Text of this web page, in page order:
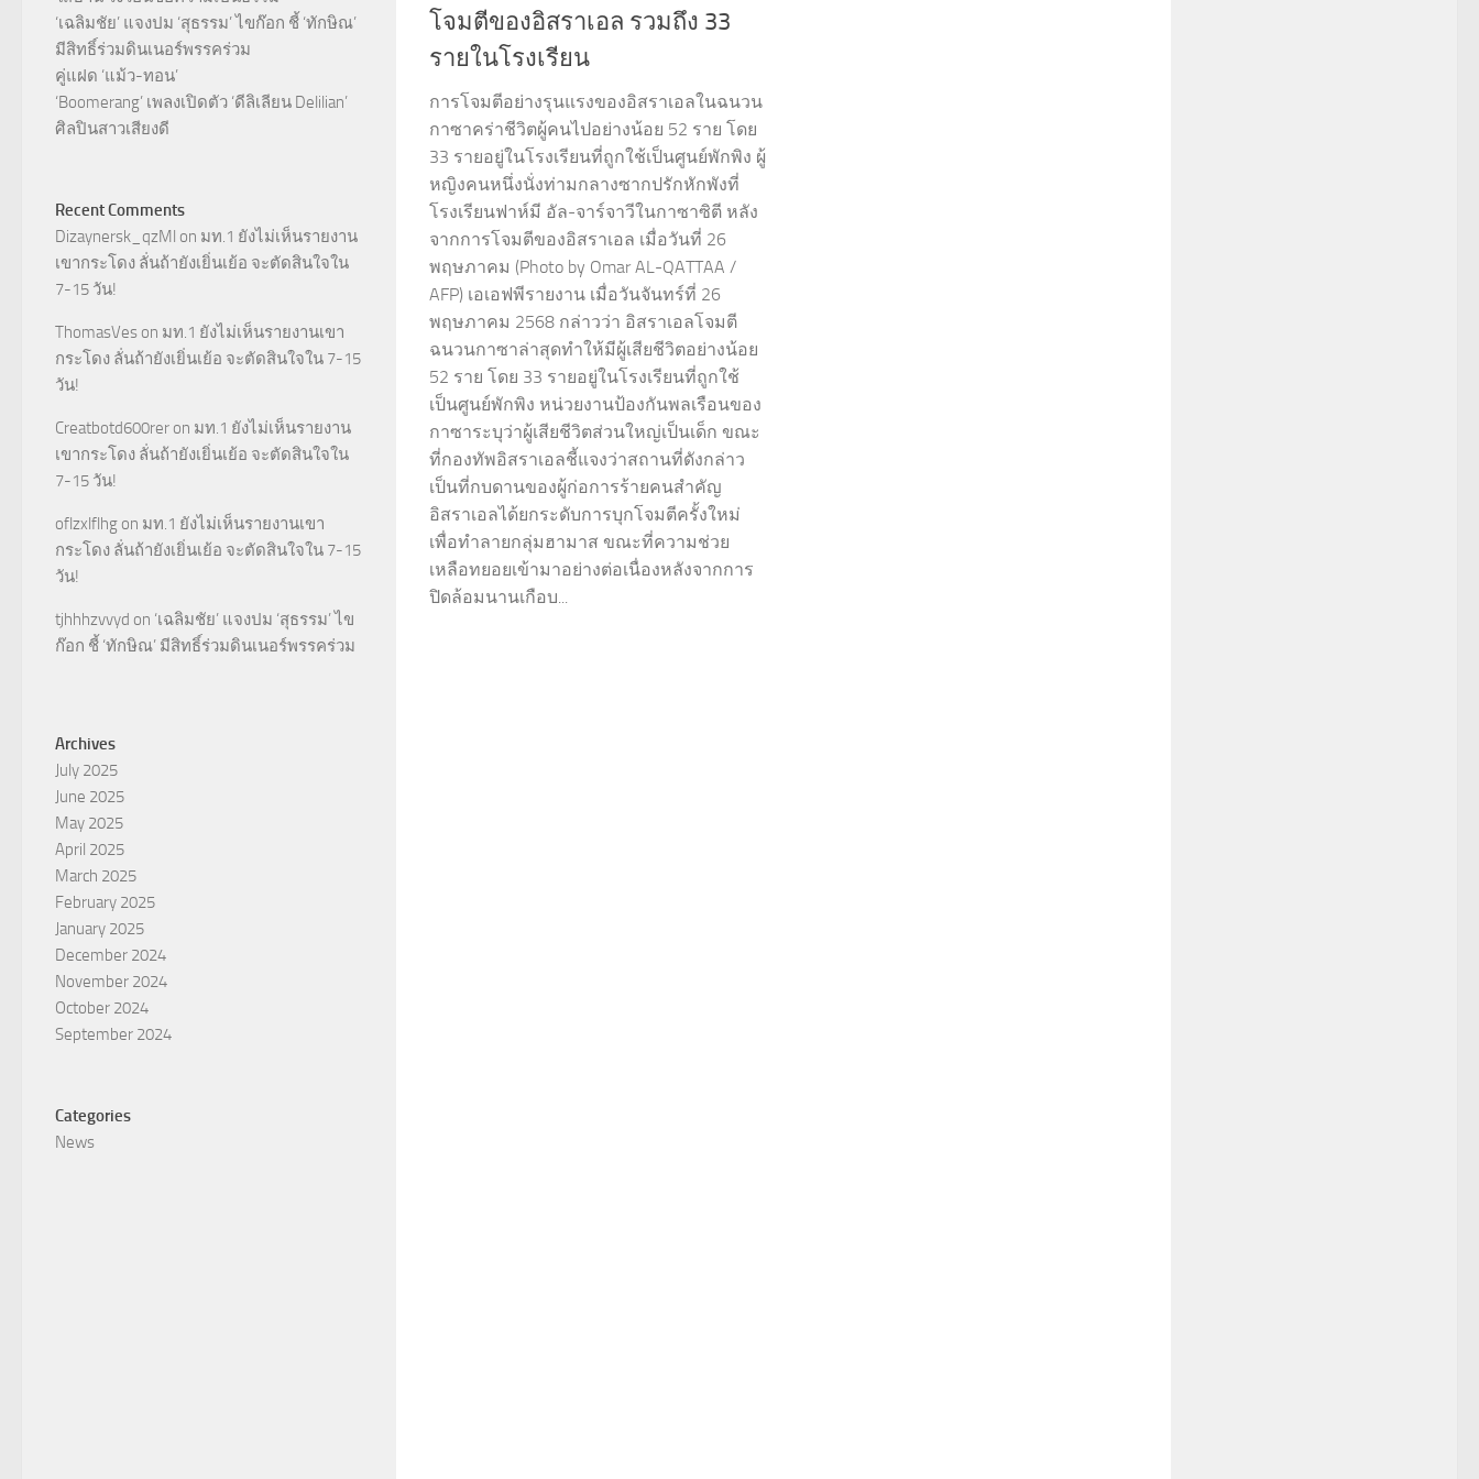
โจมตีของอิสราเอล รวมถึง 33
รายในโรงเรียน
การโจมตีอย่างรุนแรงของอิสราเอลในฉนวน
กาซาคร่าชีวิตผู้คนไปอย่างน้อย 52 ราย โดย
33 รายอยู่ในโรงเรียนที่ถูกใช้เป็นศูนย์พักพิง ผู้
หญิงคนหนึ่งนั่งท่ามกลางซากปรักหักพังที่
โรงเรียนฟาห์มี อัล-จาร์จาวีในกาซาซิตี หลัง
จากการโจมตีของอิสราเอล เมื่อวันที่ 26
พฤษภาคม (Photo by Omar AL-QATTAA /
AFP) เอเอฟพีรายงาน เมื่อวันจันทร์ที่ 26
พฤษภาคม 2568 กล่าวว่า อิสราเอลโจมตี
ฉนวนกาซาล่าสุดทำให้มีผู้เสียชีวิตอย่างน้อย
52 ราย โดย 33 รายอยู่ในโรงเรียนที่ถูกใช้
เป็นศูนย์พักพิง หน่วยงานป้องกันพลเรือนของ
กาซาระบุว่าผู้เสียชีวิตส่วนใหญ่เป็นเด็ก ขณะ
ที่กองทัพอิสราเอลชี้แจงว่าสถานที่ดังกล่าว
เป็นที่กบดานของผู้ก่อการร้ายคนสำคัญ
อิสราเอลได้ยกระดับการบุกโจมตีครั้งใหม่
เพื่อทำลายกลุ่มฮามาส ขณะที่ความช่วย
เหลือทยอยเข้ามาอย่างต่อเนื่องหลังจากการ
ปิดล้อมนานเกือบ...
‘เฉลิมชัย’ แจงปม ‘สุธรรม’ ไขก๊อก ชี้ ‘ทักษิณ’
มีสิทธิ์ร่วมดินเนอร์พรรคร่วม
คู่แฝด ‘แม้ว-ทอน’
‘Boomerang’ เพลงเปิดตัว ‘ดีลิเลียน Delilian’
ศิลปินสาวเสียงดี
Recent Comments
Dizaynersk_qzMl on มท.1 ยังไม่เห็นรายงาน
เขากระโดง ลั่นถ้ายังเยิ่นเย้อ จะตัดสินใจใน
7-15 วัน!
ThomasVes on มท.1 ยังไม่เห็นรายงานเขา
กระโดง ลั่นถ้ายังเยิ่นเย้อ จะตัดสินใจใน 7-15
วัน!
Creatbotd600rer on มท.1 ยังไม่เห็นรายงาน
เขากระโดง ลั่นถ้ายังเยิ่นเย้อ จะตัดสินใจใน
7-15 วัน!
oflzxlflhg on มท.1 ยังไม่เห็นรายงานเขา
กระโดง ลั่นถ้ายังเยิ่นเย้อ จะตัดสินใจใน 7-15
วัน!
tjhhhzvvyd on ‘เฉลิมชัย’ แจงปม ‘สุธรรม’ ไข
ก๊อก ชี้ ‘ทักษิณ’ มีสิทธิ์ร่วมดินเนอร์พรรคร่วม
Archives
July 2025
June 2025
May 2025
April 2025
March 2025
February 2025
January 2025
December 2024
November 2024
October 2024
September 2024
Categories
News